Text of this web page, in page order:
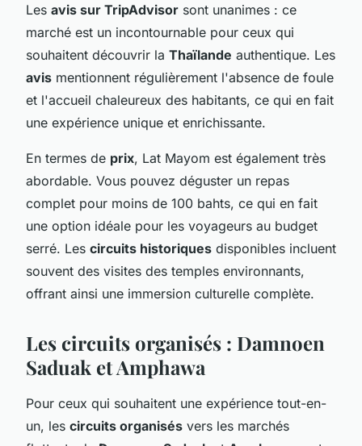
Les avis sur TripAdvisor sont unanimes : ce
marché est un incontournable pour ceux qui
souhaitent découvrir la Thaïlande authentique. Les
avis mentionnent régulièrement l'absence de foule
et l'accueil chaleureux des habitants, ce qui en fait
une expérience unique et enrichissante.
En termes de prix, Lat Mayom est également très
abordable. Vous pouvez déguster un repas
complet pour moins de 100 bahts, ce qui en fait
une option idéale pour les voyageurs au budget
serré. Les circuits historiques disponibles incluent
souvent des visites des temples environnants,
offrant ainsi une immersion culturelle complète.
Les circuits organisés : Damnoen
Saduak et Amphawa
Pour ceux qui souhaitent une expérience tout-en-
un, les circuits organisés vers les marchés